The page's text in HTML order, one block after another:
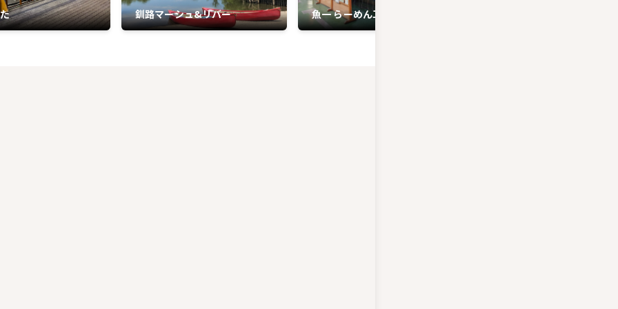
釧路マーシュ&リバー 魚一 らーめん工房